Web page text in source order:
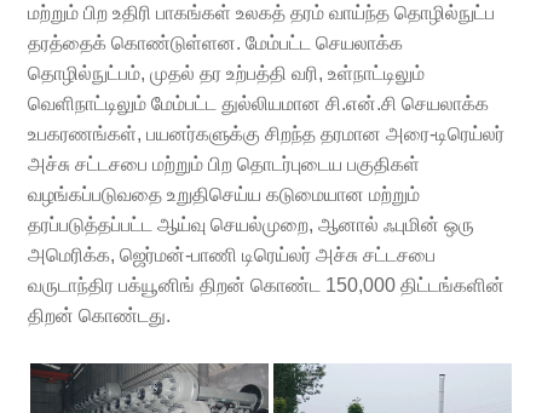
மற்றும் பிற உதிரி பாகங்கள் உலகத் தரம் வாய்ந்த தொழில்நுட்ப
தரத்தைக் கொண்டுள்ளன. மேம்பட்ட செயலாக்க
தொழில்நுட்பம், முதல் தர உற்பத்தி வரி, உள்நாட்டிலும்
வெளிநாட்டிலும் மேம்பட்ட துல்லியமான சி.என்.சி செயலாக்க
உபகரணங்கள், பயனர்களுக்கு சிறந்த தரமான அரை-டிரெய்லர்
அச்சு சட்டசபை மற்றும் பிற தொடர்புடைய பகுதிகள்
வழங்கப்படுவதை உறுதிசெய்ய கடுமையான மற்றும்
தரப்படுத்தப்பட்ட ஆய்வு செயல்முறை, ஆனால் ஃபுமின் ஒரு
அமெரிக்க, ஜெர்மன்-பாணி டிரெய்லர் அச்சு சட்டசபை
வருடாந்திர பக்யூனிங் திறன் கொண்ட 150,000 திட்டங்களின்
திறன் கொண்டது.